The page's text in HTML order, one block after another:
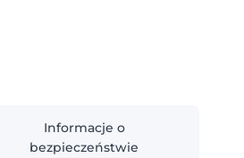
Informacje o
bezpieczeństwie